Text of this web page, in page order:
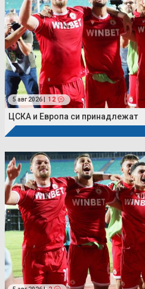
5 авг 2026 | 12
ЦСКА и Европа си принадлежат